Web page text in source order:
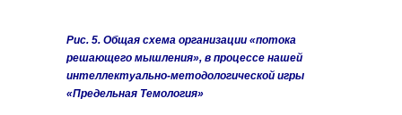
Рис. 5. Общая схема организации «потока
решающего мышления», в процессе нашей
интеллектуально-методологической игры
«Предельная Темология»